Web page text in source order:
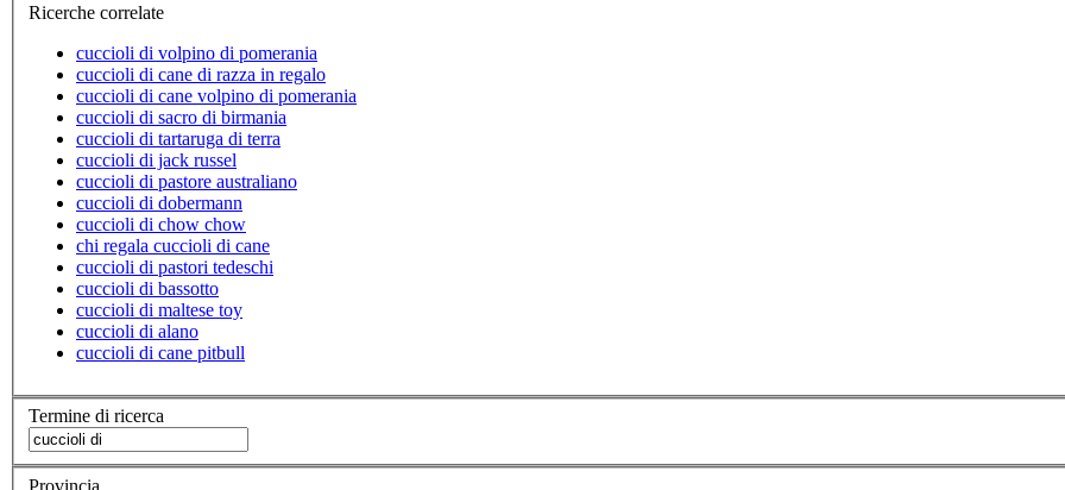
Ricerche correlate
cuccioli di volpino di pomerania
cuccioli di cane di razza in regalo
cuccioli di cane volpino di pomerania
cuccioli di sacro di birmania
cuccioli di tartaruga di terra
cuccioli di jack russel
cuccioli di pastore australiano
cuccioli di dobermann
cuccioli di chow chow
chi regala cuccioli di cane
cuccioli di pastori tedeschi
cuccioli di bassotto
cuccioli di maltese toy
cuccioli di alano
cuccioli di cane pitbull
Termine di ricerca
Provincia